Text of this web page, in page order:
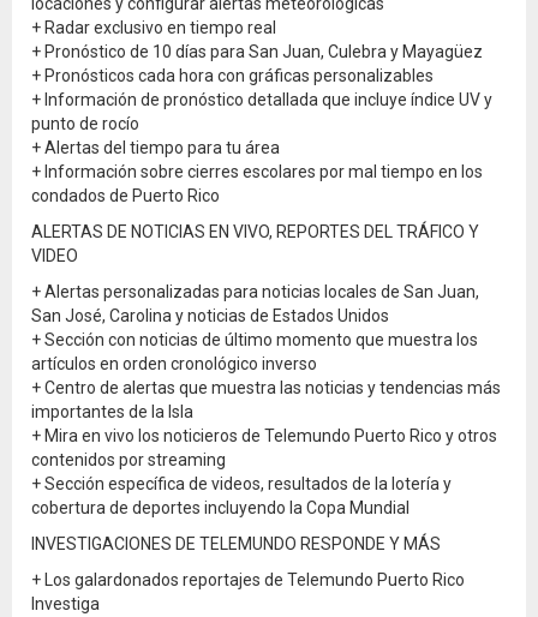
+ Radar exclusivo en tiempo real
+ Pronóstico de 10 días para San Juan, Culebra y Mayagüez
+ Pronósticos cada hora con gráficas personalizables
+ Información de pronóstico detallada que incluye índice UV y
punto de rocío
+ Alertas del tiempo para tu área
+ Información sobre cierres escolares por mal tiempo en los
condados de Puerto Rico
ALERTAS DE NOTICIAS EN VIVO, REPORTES DEL TRÁFICO Y
VIDEO
+ Alertas personalizadas para noticias locales de San Juan,
San José, Carolina y noticias de Estados Unidos
+ Sección con noticias de último momento que muestra los
artículos en orden cronológico inverso
+ Centro de alertas que muestra las noticias y tendencias más
importantes de la Isla
+ Mira en vivo los noticieros de Telemundo Puerto Rico y otros
contenidos por streaming
+ Sección específica de videos, resultados de la lotería y
cobertura de deportes incluyendo la Copa Mundial
INVESTIGACIONES DE TELEMUNDO RESPONDE Y MÁS
+ Los galardonados reportajes de Telemundo Puerto Rico
Investiga